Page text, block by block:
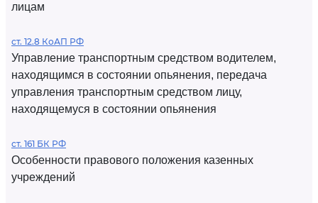
лицам
ст. 12.8 КоАП РФ
Управление транспортным средством водителем,
находящимся в состоянии опьянения, передача
управления транспортным средством лицу,
находящемуся в состоянии опьянения
ст. 161 БК РФ
Особенности правового положения казенных
учреждений